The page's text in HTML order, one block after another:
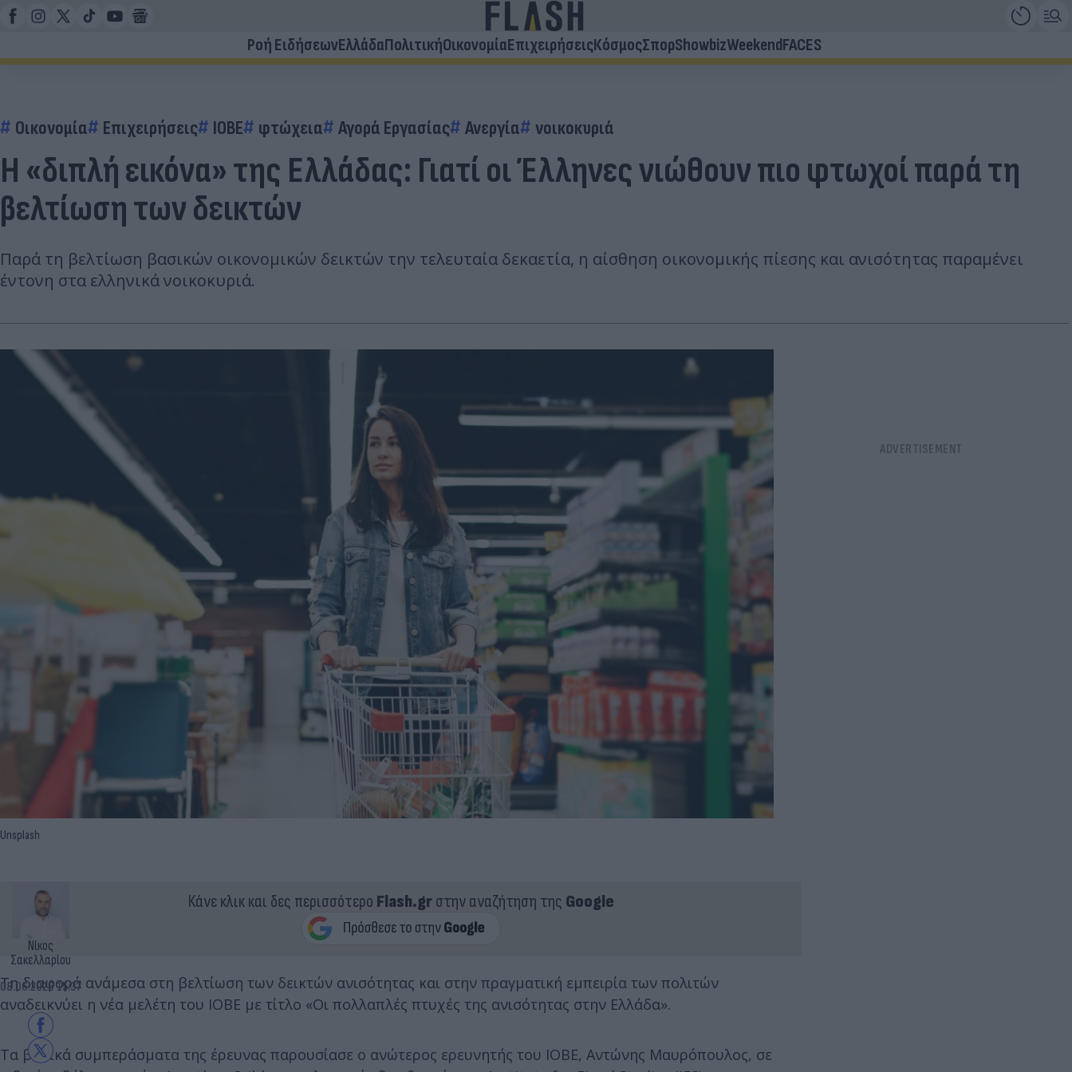
Ροή ΕιδήσεωνΕλλάδαΠολιτικήΟικονομίαΕπιχειρήσειςΚόσμοςΣπορShowbizWeekendFACES
Οικονομία Επιχειρήσεις ΙΟΒΕ φτώχεια Αγορά Εργασίας Ανεργία νοικοκυριά
Η «διπλή εικόνα» της Ελλάδας: Γιατί οι Έλληνες νιώθουν πιο φτωχοί παρά τη
βελτίωση των δεικτών
Παρά τη βελτίωση βασικών οικονομικών δεικτών την τελευταία δεκαετία, η αίσθηση οικονομικής πίεσης και ανισότητας παραμένει
έντονη στα ελληνικά νοικοκυριά.
Unsplash
Νίκος
Σακελλαρίου
08.06.2026 15:37
Κάνε κλικ και δες περισσότερο Flash.grστην αναζήτηση της Google
Τη διαφορά ανάμεσα στη βελτίωση των δεικτών ανισότητας και στην πραγματική εμπειρία των πολιτών
αναδεικνύει η νέα μελέτη του ΙΟΒΕ με τίτλο «Οι πολλαπλές πτυχές της ανισότητας στην Ελλάδα».
Τα βασικά συμπεράσματα της έρευνας παρουσίασε ο ανώτερος ερευνητής του ΙΟΒΕ, Αντώνης Μαυρόπουλος, σε